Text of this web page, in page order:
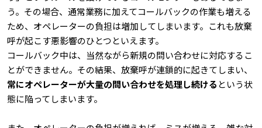
う。その場合、通常業務に加えてコールバックの作業も増える
ため、オペレーターの負担は増加してしまいます。これも放棄
呼が起こす悪影響のひとつといえます。
コールバック中は、当然ながら新規の問い合わせに対応するこ
とができません。その結果、放棄呼が連鎖的に起きてしまい、
常にオペレーターが大量の問い合わせを処理し続ける という状
態に陥ってしまいます。